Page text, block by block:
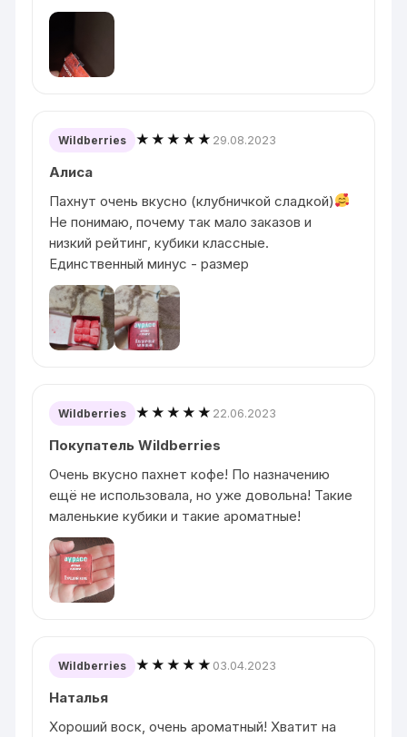
Wildberries ★★★★★ 29.08.2023
Алиса
Пахнут очень вкусно (клубничкой сладкой)
Не понимаю, почему так мало заказов и
низкий рейтинг, кубики классные.
Единственный минус - размер
Wildberries ★★★★★ 22.06.2023
Покупатель Wildberries
Очень вкусно пахнет кофе! По назначению
ещё не использовала, но уже довольна! Такие
маленькие кубики и такие ароматные!
Wildberries ★★★★★ 03.04.2023
Наталья
Хороший воск, очень ароматный! Хватит на